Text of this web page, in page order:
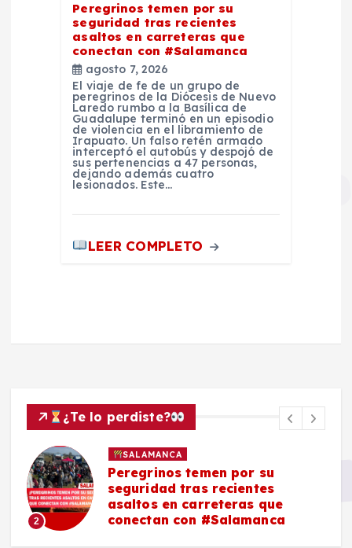
Peregrinos temen por su
seguridad tras recientes
asaltos en carreteras que
conectan con #Salamanca
agosto 7, 2026
El viaje de fe de un grupo de
peregrinos de la Diócesis de Nuevo
Laredo rumbo a la Basílica de
Guadalupe terminó en un episodio
de violencia en el libramiento de
Irapuato. Un falso retén armado
interceptó el autobús y despojó de
sus pertenencias a 47 personas,
dejando además cuatro
lesionados. Este…
LEER COMPLETO
¿Te lo perdiste?
2
SALAMANCA
Peregrinos temen por su
seguridad tras recientes
asaltos en carreteras que
conectan con #Salamanca